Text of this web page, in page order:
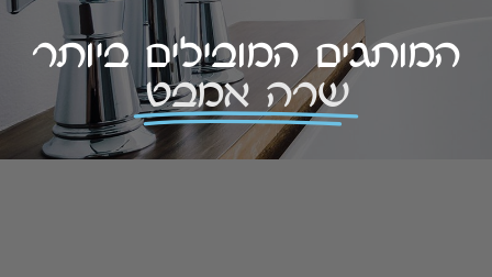
המותגים המובילים ביותר
שרה אמבט